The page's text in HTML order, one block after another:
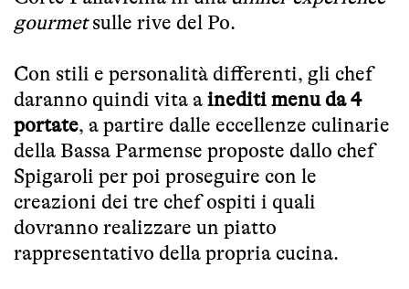
gourmetsulle rive del Po.
Con stili e personalità differenti, gli chef
daranno quindi vita a inediti menu da 4
portate, a partire dalle eccellenze culinarie
della Bassa Parmense proposte dallo chef
Spigaroli per poi proseguire con le
creazioni dei tre chef ospiti i quali
dovranno realizzare un piatto
rappresentativo della propria cucina.